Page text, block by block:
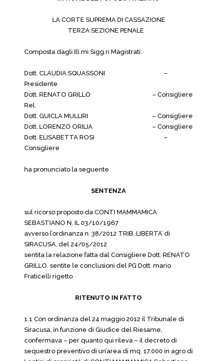
LA CORTE SUPREMA DI CASSAZIONE
TERZA SEZIONE PENALE
Composta dagli Ill.mi Sigg.ri Magistrati:
Dott. CLAUDIA SQUASSONI
–
Presidente
Dott. RENATO GRILLO
– Consigliere
Rel.
Dott. GUICLA MULLIRI
– Consigliere
Dott. LORENZO ORILIA
– Consigliere
Dott. ELISABETTA ROSI
–
Consigliere
ha pronunciato la seguente
SENTENZA
sul ricorso proposto da CONTI MAMMAMICA
SEBASTIANO N. IL 03/10/1967
avverso l’ordinanza n. 38/2012 TRIB. LIBERTA’ di
SIRACUSA, del 24/05/2012
sentita la relazione fatta dal Consigliere Dott. RENATO
GRILLO. sentite le conclusioni del PG Dott. mario
Fraticelli rigetto
RITENUTO IN FATTO
1.1 Con ordinanza del 24 maggio 2012 il Tribunale di
Siracusa, in funzione di Giudice del Riesame,
confermava – per quanto qui rileva – il decreto di
sequestro preventivo di un’area di mq. 17.000 in agro di